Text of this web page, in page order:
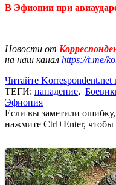
В Эфиопии при
Новости от
на наш канал https://t.me/
Читайте Korrespondent.net
ТЕГИ: нападение,
Эфиопия
Если вы заметили
нажмите Ctrl+Enter,